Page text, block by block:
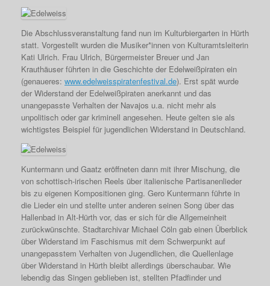
Die Abschlussveranstaltung fand nun im Kulturbiergarten in Hürth
statt. Vorgestellt wurden die Musiker*innen von Kulturamtsleiterin
Kati Ulrich. Frau Ulrich, Bürgermeister Breuer und Jan
Krauthäuser führten in die Geschichte der Edelweißpiraten ein
(genaueres: www.edelweisspiratenfestival.de). Erst spät wurde
der Widerstand der Edelweißpiraten anerkannt und das
unangepasste Verhalten der Navajos u.a. nicht mehr als
unpolitisch oder gar kriminell angesehen. Heute gelten sie als
wichtigstes Beispiel für jugendlichen Widerstand in Deutschland.
Kuntermann und Gaatz eröffneten dann mit ihrer Mischung, die
von schottisch-irischen Reels über italienische Partisanenlieder
bis zu eigenen Kompositionen ging. Gero Kuntermann führte in
die Lieder ein und stellte unter anderen seinen Song über das
Hallenbad in Alt-Hürth vor, das er sich für die Allgemeinheit
zurückwünschte. Stadtarchivar Michael Cöln gab einen Überblick
über Widerstand im Faschismus mit dem Schwerpunkt auf
unangepasstem Verhalten von Jugendlichen, die Quellenlage
über Widerstand in Hürth bleibt allerdings überschaubar. Wie
lebendig das Singen geblieben ist, stellten Pfadfinder und